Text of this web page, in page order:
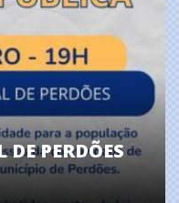
PERDÕES